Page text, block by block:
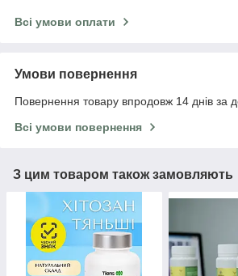
Всі умови оплати
Умови повернення
Повернення товару впродовж 14 днів за
Всі умови повернення
З цим товаром також замовляють